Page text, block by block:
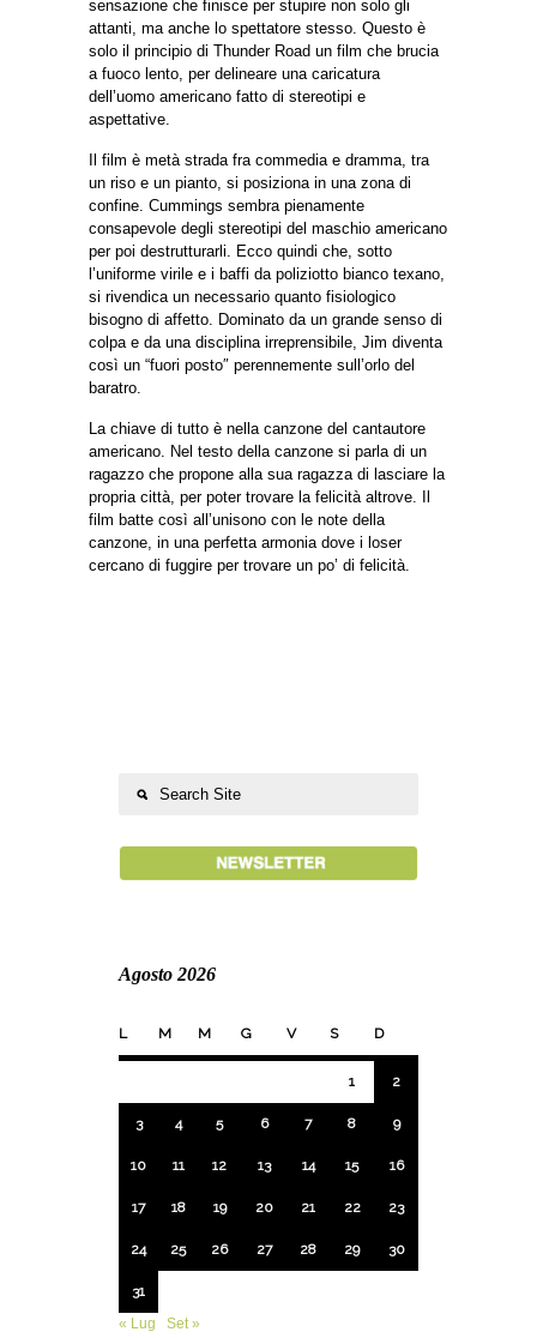
sensazione che finisce per stupire non solo gli
attanti, ma anche lo spettatore stesso. Questo è
solo il principio di Thunder Road un film che brucia
a fuoco lento, per delineare una caricatura
dell’uomo americano fatto di stereotipi e
aspettative.
Il film è metà strada fra commedia e dramma, tra
un riso e un pianto, si posiziona in una zona di
confine. Cummings sembra pienamente
consapevole degli stereotipi del maschio americano
per poi destrutturarli. Ecco quindi che, sotto
l’uniforme virile e i baffi da poliziotto bianco texano,
si rivendica un necessario quanto fisiologico
bisogno di affetto. Dominato da un grande senso di
colpa e da una disciplina irreprensibile, Jim diventa
così un “fuori posto″ perennemente sull’orlo del
baratro.
La chiave di tutto è nella canzone del cantautore
americano. Nel testo della canzone si parla di un
ragazzo che propone alla sua ragazza di lasciare la
propria città, per poter trovare la felicità altrove. Il
film batte così all’unisono con le note della
canzone, in una perfetta armonia dove i loser
cercano di fuggire per trovare un po’ di felicità.
Agosto 2026
L M M G V S D
1 2
3 4 5 6 7 8 9
10 11 12 13 14 15 16
17 18 19 20 21 22 23
24 25 26 27 28 29 30
31
« Lug
Set »